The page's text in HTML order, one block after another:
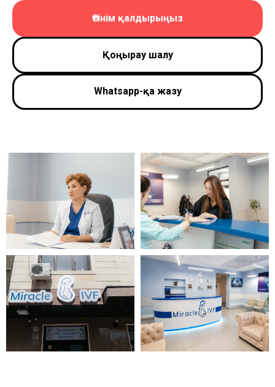
Өтінім қалдырыңыз
Қоңырау шалу
Whatsapp-қа жазу